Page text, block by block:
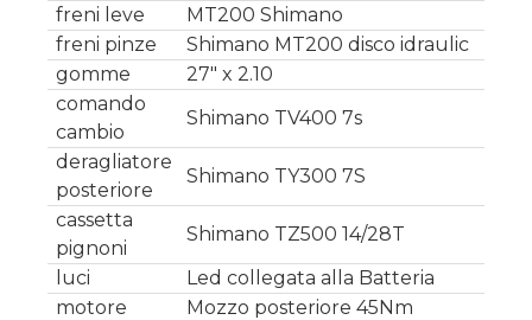
freni leve
MT200 Shimano
freni pinze
Shimano MT200 disco idraulic
gomme
27" x 2.10
comando
cambio
Shimano TV400 7s
deragliatore
posteriore
Shimano TY300 7S
cassetta
pignoni
Shimano TZ500 14/28T
luci
Led collegata alla Batteria
motore
Mozzo posteriore 45Nm